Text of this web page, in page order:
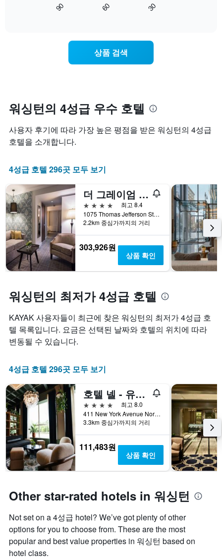
하
1
개
의
축
이
있
습
니
다.
차
트
에
는
지
난
간
아
본
늘
객
실
의
평
균
가
격
을
표
시
하
는
의
축
있
습
니
하
여
시
합
차
에
는
성
급
별
로
호
텔
카
테
리
를
시
하
는
1
의
X
축
이
있
습
니
다.
차
트
에
는
3
간
찾
본
이
수
록
실
요
어
게
변
하
는
지
보
여
줍
니
다.
트
에
투
숙
일
며
전
인
지
를
표
시
하
는
1
개
의
X
있
니
다.
트
에
90 60 30
상품 검색
워싱턴의 4성급 우수 호텔
사용자 후기에 따라 ​가장 높은 평점을 받은 워싱턴​의 4성급
호텔을 소개합니다.
4성급 호텔 296​곳 모두 ​보기
더 그레이엄 조지타운
4성급
최고 8.4
1075 Thomas Jefferson Street NW, 워싱턴, DC, 미국
2.2km 중심가까지의 거리
303,926원
상품 확인
워싱턴​의 최저가 4성급 호텔
KAYAK 사용자들이 최근에 찾은 워싱턴​의 최저가 4성급 호
텔 목록입니다. ​요금은 선택된 날짜와 호텔의 위치에 따라
변동될 수 있습니다.
4성급 호텔 296​곳 모두 ​보기
호텔 넬 - 유니온 마켓
4성급
최고 8.0
411 New York Avenue Northeast, 워싱턴, DC, 미국
3.3km 중심가까지의 거리
111,483원
상품 확인
Other star-rated hotels in 워싱턴
Not set on a 4성급 hotel? We’ve got plenty of other
options for you to choose from. These are the most
popular and best value properties in 워싱턴 based on
hotel class.